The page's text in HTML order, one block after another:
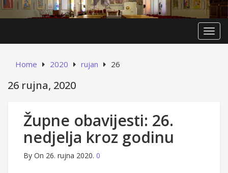
Home 2020 rujan 26
26 rujna, 2020
Župne obavijesti: 26.
nedjelja kroz godinu
By On 26. rujna 2020. 0